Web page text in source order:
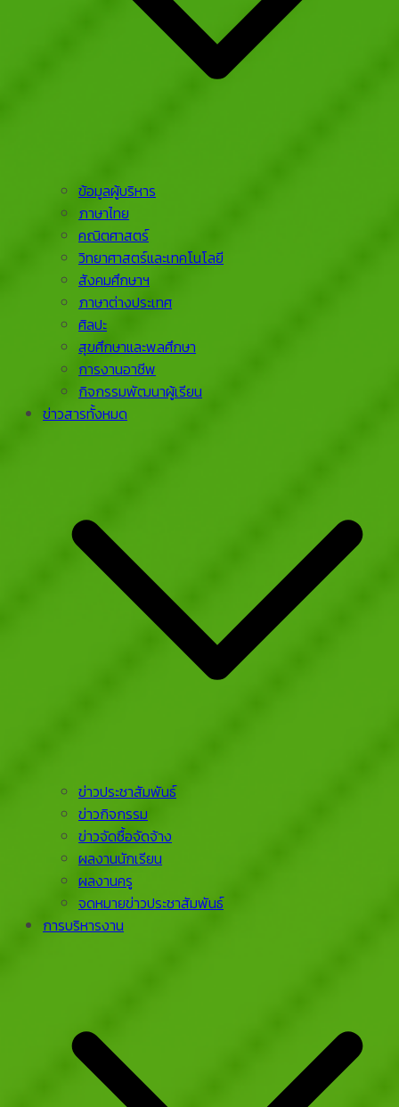
ข้อมูลผู้บริหาร
ภาษาไทย
คณิตศาสตร์
วิทยาศาสตร์และเทคโนโลยี
สังคมศึกษาฯ
ภาษาต่างประเทศ
ศิลปะ
สุขศึกษาและพลศึกษา
การงานอาชีพ
กิจกรรมพัฒนาผู้เรียน
ข่าวสารทั้งหมด
ข่าวประชาสัมพันธ์
ข่าวกิจกรรม
ข่าวจัดซื้อจัดจ้าง
ผลงานนักเรียน
ผลงานครู
จดหมายข่าวประชาสัมพันธ์
การบริหารงาน